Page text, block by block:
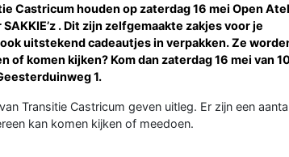
Castricum houden op zaterdag 16 mei Open
. Dit zijn zelfgemaakte zakjes voor je
uitstekend cadeautjes in verpakken. Ze
komen kijken? Kom dan zaterdag 16 mei van
1.
Transitie Castricum geven uitleg. Er zijn een
kan komen kijken of meedoen.